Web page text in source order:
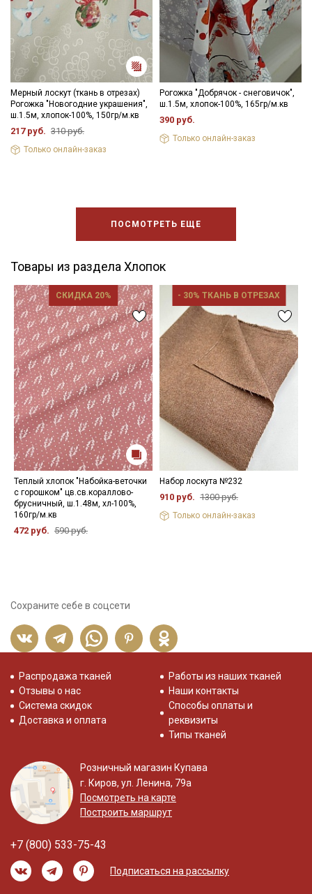
Мерный лоскут (ткань в отрезах)
Рогожка "Новогодние украшения",
ш.1.5м, хлопок-100%, 150гр/м.кв
217 руб. 310 руб.
Только онлайн-заказ
Рогожка "Добрячок - снеговичок",
ш.1.5м, хлопок-100%, 165гр/м.кв
390 руб.
Только онлайн-заказ
ПОСМОТРЕТЬ ЕЩЕ
Товары из раздела Хлопок
СКИДКА 20%
Теплый хлопок "Набойка-веточки
с горошком" цв.св.кораллово-
брусничный, ш.1.48м, хл-100%,
160гр/м.кв
472 руб. 590 руб.
- 30% ТКАНЬ В ОТРЕЗАХ
Набор лоскута №232
910 руб. 1300 руб.
Только онлайн-заказ
Сохраните себе в соцсети
Распродажа тканей
Отзывы о нас
Система скидок
Доставка и оплата
Работы из наших тканей
Наши контакты
Способы оплаты и
реквизиты
Типы тканей
Розничный магазин Купава
г. Киров, ул. Ленина, 79а
Посмотреть на карте
Построить маршрут
+7 (800) 533-75-43
Подписаться на рассылку